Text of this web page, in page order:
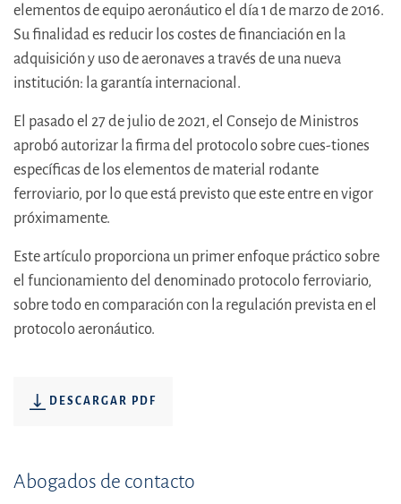
elementos de equipo aeronáutico el día 1 de marzo de 2016.
Su finalidad es reducir los costes de financiación en la
adquisición y uso de aeronaves a través de una nueva
institución: la garantía internacional.
El pasado el 27 de julio de 2021, el Consejo de Ministros
aprobó autorizar la firma del protocolo sobre cues-tiones
específicas de los elementos de material rodante
ferroviario, por lo que está previsto que este entre en vigor
próximamente.
Este artículo proporciona un primer enfoque práctico sobre
el funcionamiento del denominado protocolo ferroviario,
sobre todo en comparación con la regulación prevista en el
protocolo aeronáutico.
DESCARGAR PDF
Abogados de contacto